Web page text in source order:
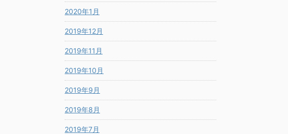
2020年1月
2019年12月
2019年11月
2019年10月
2019年9月
2019年8月
2019年7月